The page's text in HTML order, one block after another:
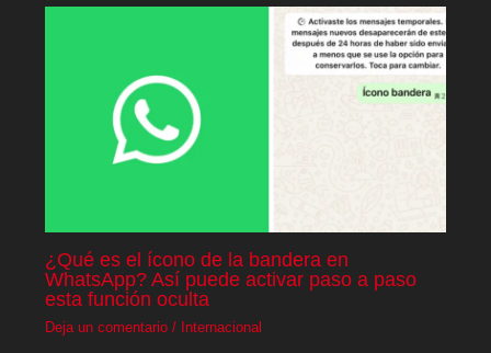
¿Qué es el ícono de la bandera en
WhatsApp? Así puede activar paso a paso
esta función oculta
Deja un comentario / Internacional